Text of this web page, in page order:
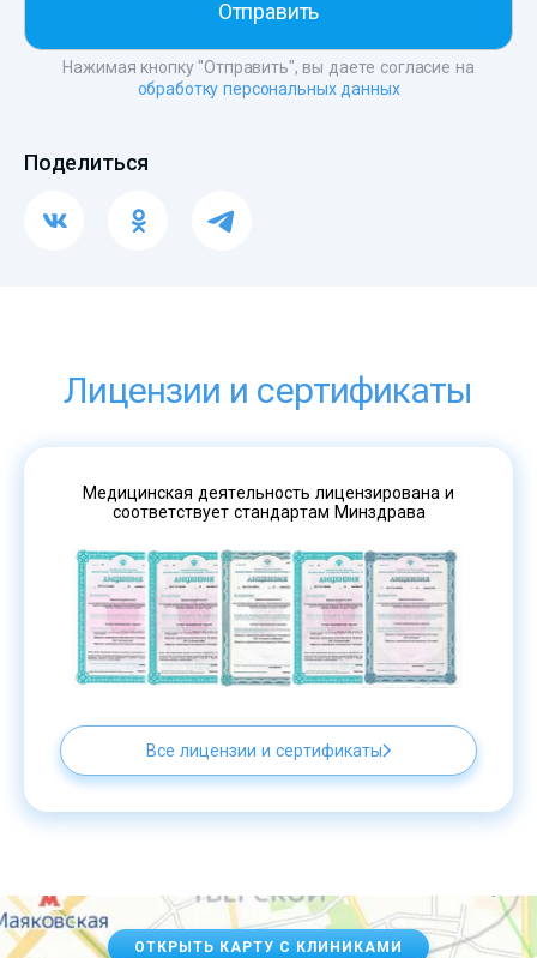
Нажимая кнопку "Отправить", вы даете согласие на
обработку персональных данных
Поделиться
Лицензии и сертификаты
Медицинская деятельность лицензирована и
соответствует стандартам Минздрава
Все лицензии и сертификаты
ОТКРЫТЬ КАРТУ С КЛИНИКАМИ